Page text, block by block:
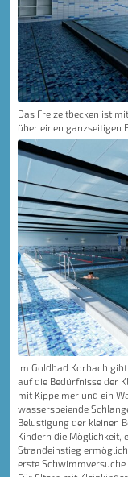
Das Freizeitbecken ist
über einen ganzseitigen
Im Goldbad Korbach
auf die Bedürfnisse der
mit Kippeimer und ein
wasserspeiende
Belustigung der kleinen
Kindern die Möglichkeit,
Strandeinstieg
erste